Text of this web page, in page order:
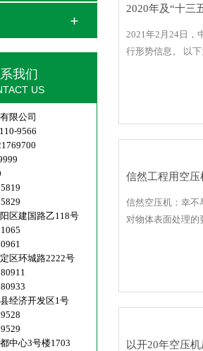
我们
US
限公司
9566
区建国路乙118号
区环城路2222号
经济开发区1号
中心3号楼1703
2020年及“十三
2021年2月24日，
行形势信息。 以
信然工程用空压
信然空压机：幸不
对物体表面处理
以开20年空压